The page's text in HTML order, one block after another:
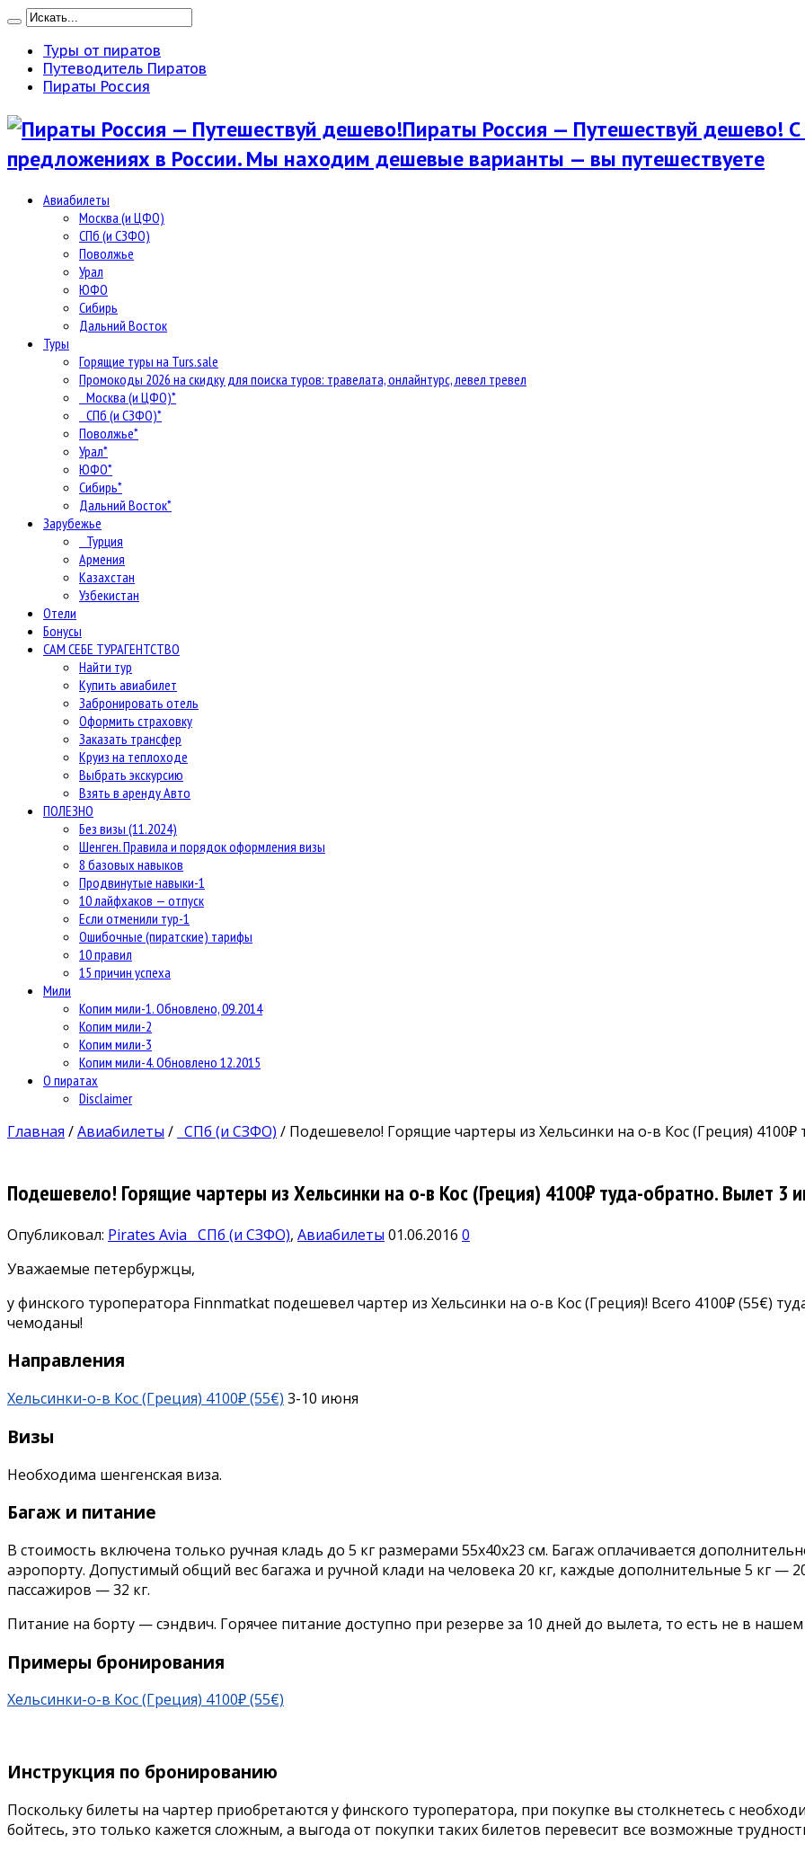
Туры от пиратов
Путеводитель Пиратов
Пираты Россия
Пираты Россия — Путешествуй дешево!
предложениях в России. Мы находим дешевые варианты — вы путешествуете
Авиабилеты
Москва (и ЦФО)
СПб (и СЗФО)
Поволжье
Урал
ЮФО
Сибирь
Дальний Восток
Туры
Горящие туры на Turs.sale
Промокоды 2026 на скидку для поиска туров: травелата, онлайнтурс, левел тревел
Москва (и ЦФО)*
СПб (и СЗФО)*
Поволжье*
Урал*
ЮФО*
Сибирь*
Дальний Восток*
Зарубежье
Турция
Армения
Казахстан
Узбекистан
Отели
Бонусы
САМ СЕБЕ ТУРАГЕНТСТВО
Найти тур
Купить авиабилет
Забронировать отель
Оформить страховку
Заказать трансфер
Круиз на теплоходе
Выбрать экскурсию
Взять в аренду Авто
ПОЛЕЗНО
Без визы (11.2024)
Шенген. Правила и порядок оформления визы
8 базовых навыков
Продвинутые навыки-1
10 лайфхаков — отпуск
Если отменили тур-1
Ошибочные (пиратские) тарифы
10 правил
15 причин успеха
Мили
Копим мили-1. Обновлено, 09.2014
Копим мили-2
Копим мили-3
Копим мили-4. Обновлено 12.2015
О пиратах
Disclaimer
Главная /Авиабилеты / СПб (и СЗФО) / Подешевело! Горящие чартеры из Хельсинки на о-в Кос (Греция)
Подешевело! Горящие чартеры из Хельсинки на о-в Кос (Греция) 4100₽ туда-обратно. Вылет 3
Опубликовал: Pirates Avia СПб (и СЗФО), Авиабилеты 01.06.2016 0
Уважаемые петербуржцы,
у финского туроператора Finnmatkat подешевел чартер из Хельсинки на о-в Кос (Греция)! Всего 4100₽ (55€)
чемоданы!
Направления
Хельсинки-о-в Кос (Греция) 4100₽ (55€) 3-10 июня
Визы
Необходима шенгенская виза.
Багаж и питание
В стоимость включена только ручная кладь до 5 кг размерами 55x40x23 см. Багаж оплачивается
аэропорту. Допустимый общий вес багажа и ручной клади на человека 20 кг, каждые дополнительные 5 кг —
пассажиров — 32 кг.
Питание на борту — сэндвич. Горячее питание доступно при резерве за 10 дней до вылета, то есть не в нашем
Примеры бронирования
Хельсинки-о-в Кос (Греция) 4100₽ (55€)
Инструкция по бронированию
Поскольку билеты на чартер приобретаются у финского туроператора, при покупке вы столкнетесь с
бойтесь, это только кажется сложным, а выгода от покупки таких билетов перевесит все возможные